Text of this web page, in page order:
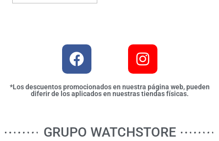
*Los descuentos promocionados en nuestra página web, pueden
diferir de los aplicados en nuestras tiendas físicas.
GRUPO WATCHSTORE